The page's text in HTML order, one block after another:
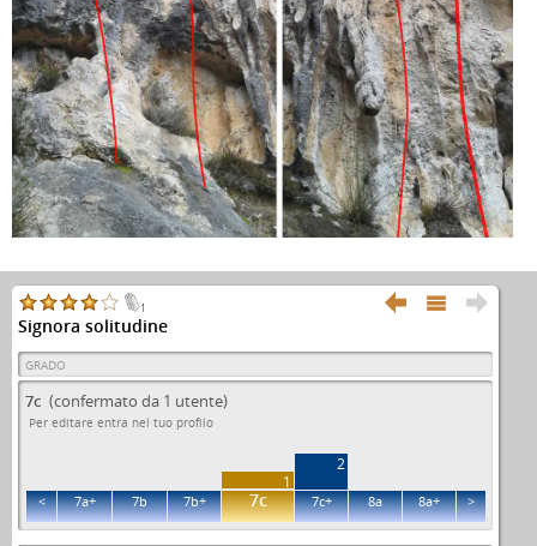
  
1
Signora solitudine
GRADO
7c (confermato da 1 utente)
Per editare entra nel tuo profilo
1
2
< 7a+ 7b 7b+ 7c 7c+ 8a 8a+ >